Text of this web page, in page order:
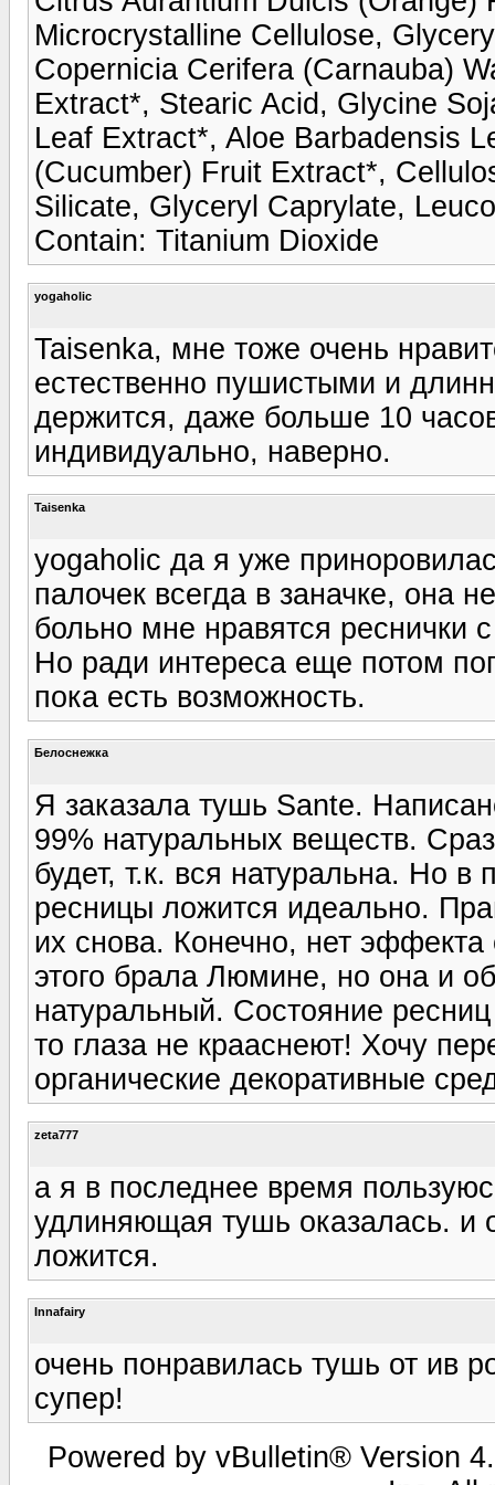
Microcrystalline Cellulose,
Copernicia Cerifera (Carnauba)
Extract*, Stearic Acid, Glycine
Leaf Extract*, Aloe Barbadensis
(Cucumber) Fruit Extract*,
Silicate, Glyceryl Caprylate,
Contain: Titanium Dioxide
yogaholic
Taisenka, мне тоже очень
естественно пушистыми и
держится, даже больше 10
индивидуально, наверно.
Taisenka
yogaholic да я уже
палочек всегда в заначке, она
больно мне нравятся реснички
Но ради интереса еще потом
пока есть возможность.
Белоснежка
Я заказала тушь Sante.
99% натуральных веществ.
будет, т.к. вся натуральна. Но
ресницы ложится идеально.
их снова. Конечно, нет
этого брала Люмине, но она и
натуральный. Состояние
то глаза не крааснеют! Хочу
органические декоративные
zeta777
а я в последнее время
удлиняющая тушь оказалась. и
ложится.
Innafairy
очень понравилась тушь от ив
супер!
Powered by vBulletin® Version